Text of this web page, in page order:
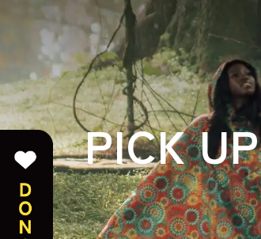
PICK UP